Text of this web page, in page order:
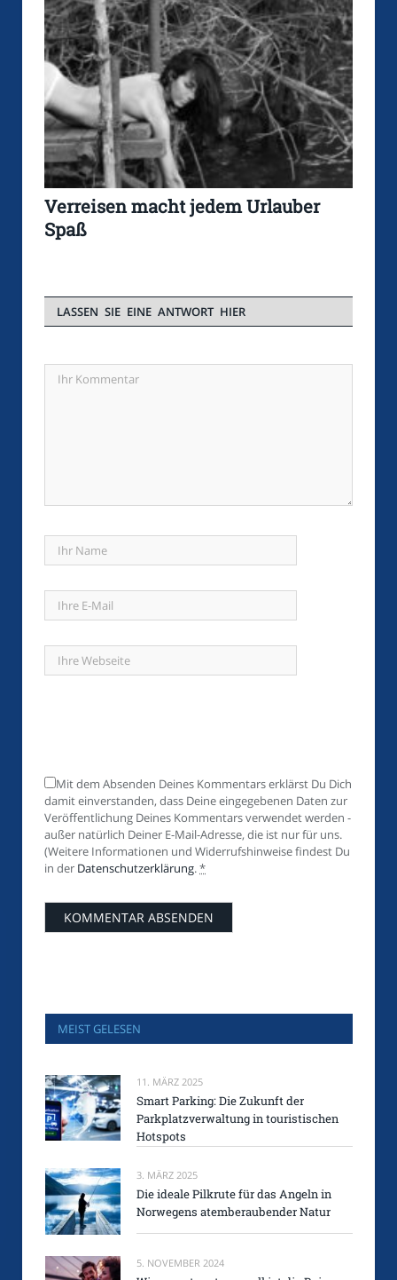
Verreisen macht jedem Urlauber
Spaß
LASSEN SIE EINE ANTWORT HIER
Mit dem Absenden Deines Kommentars erklärst Du Dich
damit einverstanden, dass Deine eingegebenen Daten zur
Veröffentlichung Deines Kommentars verwendet werden -
außer natürlich Deiner E-Mail-Adresse, die ist nur für uns.
(Weitere Informationen und Widerrufshinweise findest Du
in der Datenschutzerklärung.*
MEIST GELESEN
11. MÄRZ 2025
Smart Parking: Die Zukunft der
Parkplatzverwaltung in touristischen
Hotspots
3. MÄRZ 2025
Die ideale Pilkrute für das Angeln in
Norwegens atemberaubender Natur
5. NOVEMBER 2024